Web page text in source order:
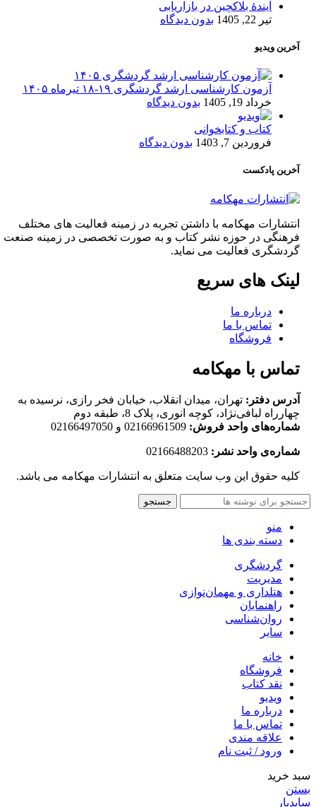
آیندۀ بلاکچین در بازاریابی
تیر 22, 1405
بدون دیدگاه
آخرین ویدیو
آزمون کارشناسی ارشد گردشگری ۱۹-۱۸ تیرماه ۱۴۰۵
خرداد 19, 1405
بدون دیدگاه
کتاب و کتابخوانی
فروردین 7, 1403
بدون دیدگاه
آخرین پادکست
انتشارات مهکامه با داشتن تجربه در زمینه فعالیت های مختلف
فرهنگی در حوزه نشر کتاب و به صورت تخصصی در زمینه صنعت
گردشگری فعالیت می نماید.
لینک های سریع
درباره ما
تماس با ما
فروشگاه
تماس با مهکامه
آدرس دفتر: تهران، میدان انقلاب، خیابان فخر رازی، نرسیده به
چهارراه لبافی‌نژاد، کوچه انوری، پلاک 8، طبقه دوم
شماره‌های واحد فروش: 02166961509 و 02166497050
شماره‌‌ی واحد نشر:
کلیه حقوق این وب سایت متعلق به انتشارات مهکامه می باشد.
جستجو
منو
دسته بندی ها
گردشگری
مدیریت
هتلداری و مهمان‌نوازی
راهنمایان
روان‌شناسی
سایر
خانه
فروشگاه
نقد کتاب
ویدیو
درباره‌ ما
تماس با ما
علاقه مندی
ورود / ثبت نام
سبد خرید
بستن
سایدبار